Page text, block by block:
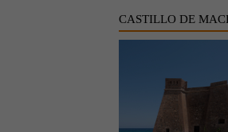
CASTILLO DE